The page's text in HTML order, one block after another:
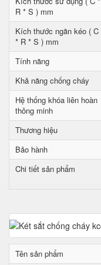
R * S ) mm
Kích thước ngăn kéo ( C
* R * S ) mm
Tính năng
Khả năng chống cháy
Hệ thống khóa liên hoàn
thông minh
Thương hiệu
Bảo hành
Chi tiết sản phẩm
Tên sản phẩm